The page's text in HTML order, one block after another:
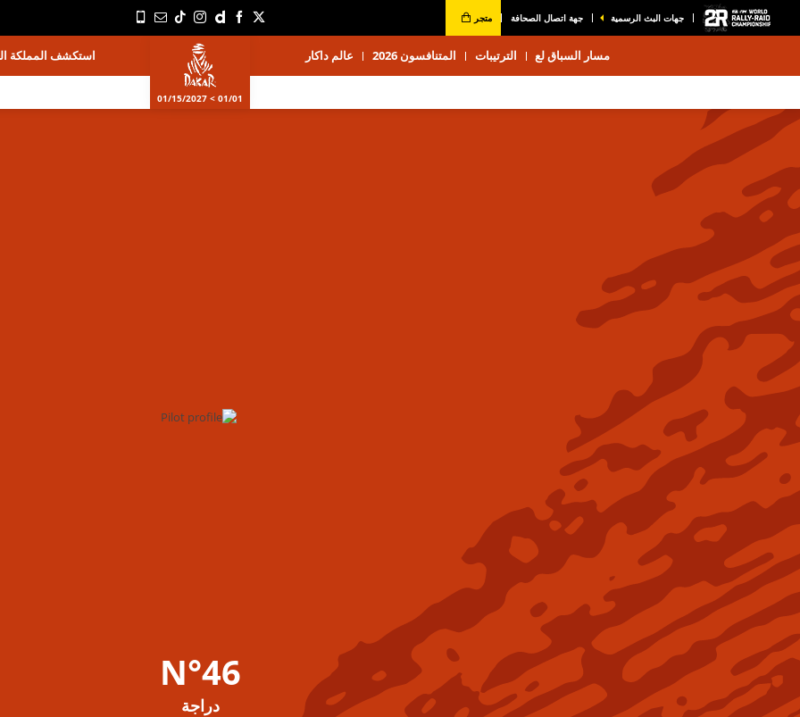
جهات البث الرسمية جهة اتصال الصحافة متجر
مسار السباق لع الترتيبات المتنافسون 2026 عالم داكار
01/01 > 01/15/2027
استكشف المملكة
N°46
دراجة